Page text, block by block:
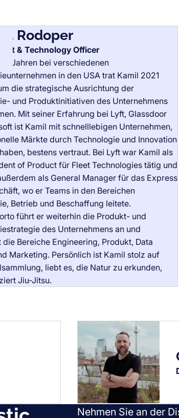
B. Rodoper
& Technology Officer
B. Rodoper
& Technology Officer
20 Jahren bei verschiedenen
in den USA trat Kamil 2021
die strategische Ausrichtung der
und Produktinitiativen des Unternehmens
Mit seiner Erfahrung bei Lyft, Glassdoor
ist Kamil mit schnelllebigen Unternehmen,
Märkte durch Technologie und Innovation
bestens vertraut. Bei Lyft war Kamil als
of Product für Fleet Technologies tätig und
als General Manager für das Express
wo er Teams in den Bereichen
Betrieb und Beschaffung leitete.
führt er weiterhin die Produkt- und
des Unternehmens an und
Bereiche Engineering, Produkt, Data
Marketing. Persönlich ist Kamil stolz auf
liebt es, die Natur zu erkunden,
Jiu-Jitsu.
schliessen
Nehmen Sie an der